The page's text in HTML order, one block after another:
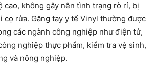
cao, không gây nên tình trạng rò rỉ, bị
cọ rửa. Găng tay y tế Vinyl thường được
các ngành công nghiệp như điện tử,
nghiệp thực phẩm, kiểm tra vệ sinh,
và nông nghiệp.